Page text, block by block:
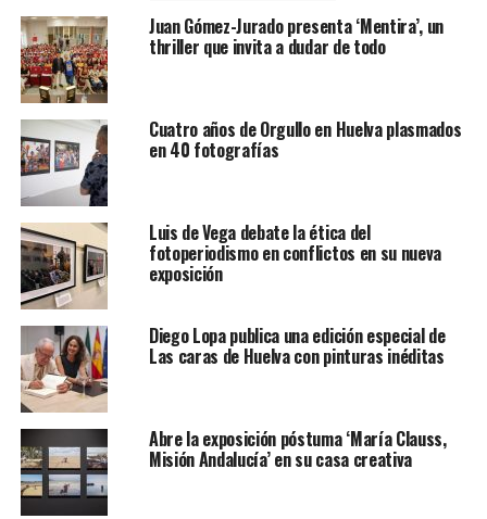
Juan Gómez-Jurado presenta ‘Mentira’, un
thriller que invita a dudar de todo
Cuatro años de Orgullo en Huelva plasmados
en 40 fotografías
Luis de Vega debate la ética del
fotoperiodismo en conflictos en su nueva
exposición
Diego Lopa publica una edición especial de
Las caras de Huelva con pinturas inéditas
Abre la exposición póstuma ‘María Clauss,
Misión Andalucía’ en su casa creativa